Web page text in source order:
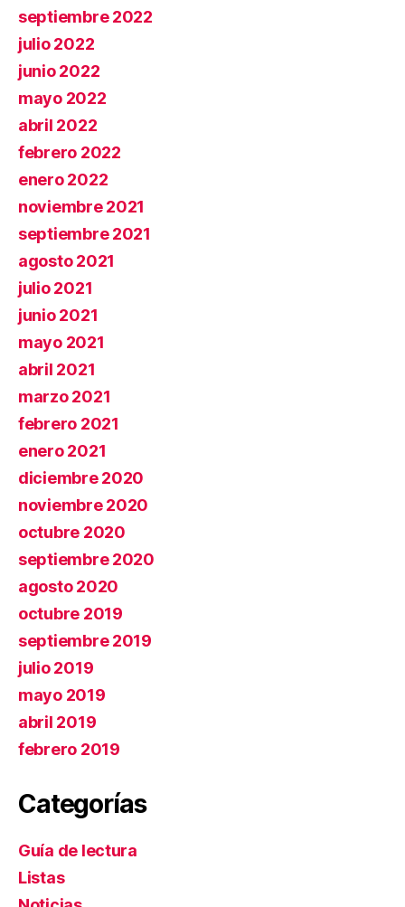
septiembre 2022
julio 2022
junio 2022
mayo 2022
abril 2022
febrero 2022
enero 2022
noviembre 2021
septiembre 2021
agosto 2021
julio 2021
junio 2021
mayo 2021
abril 2021
marzo 2021
febrero 2021
enero 2021
diciembre 2020
noviembre 2020
octubre 2020
septiembre 2020
agosto 2020
octubre 2019
septiembre 2019
julio 2019
mayo 2019
abril 2019
febrero 2019
Categorías
Guía de lectura
Listas